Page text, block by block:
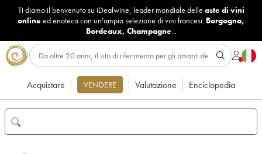
Ti diamo il benvenuto su iDealwine, leader mondiale delle aste di vini
onlineed enoteca con un'ampia selezione di vini francesi: Borgogna,
Bordeaux, Champagne...
Acquistare VENDERE Valutazione Enciclopedia